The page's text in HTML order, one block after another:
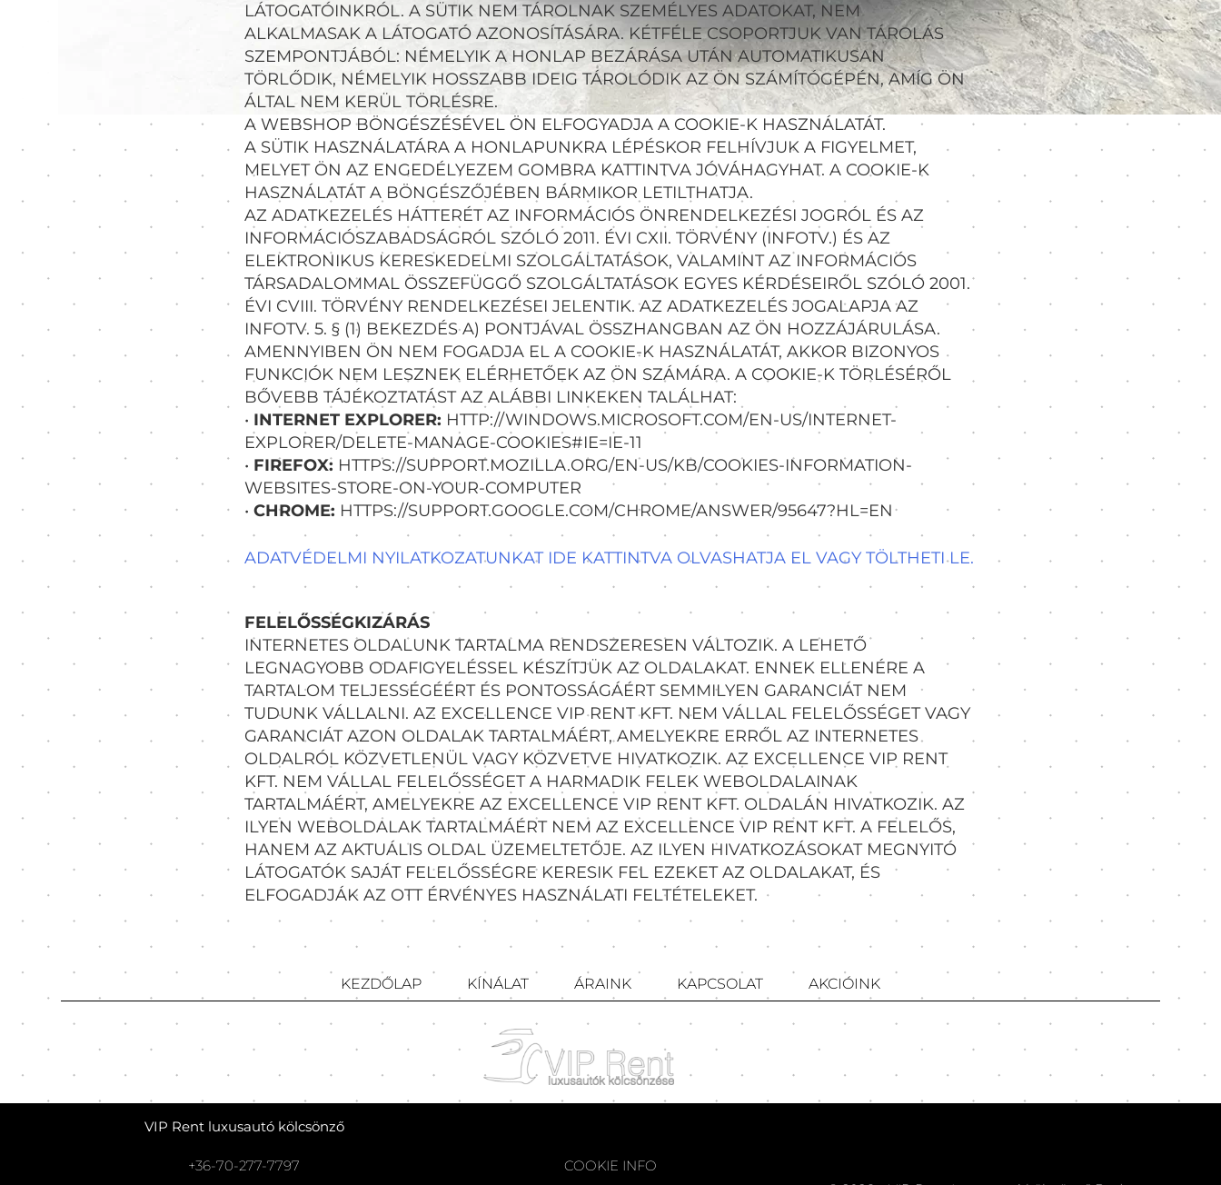
LÁTOGATÓINKRÓL. A SÜTIK NEM TÁROLNAK SZEMÉLYES ADATOKAT, NEM
ALKALMASAK A LÁTOGATÓ AZONOSÍTÁSÁRA. KÉTFÉLE CSOPORTJUK VAN TÁROLÁS
SZEMPONTJÁBÓL: NÉMELYIK A HONLAP BEZÁRÁSA UTÁN AUTOMATIKUSAN
TÖRLŐDIK, NÉMELYIK HOSSZABB IDEIG TÁROLÓDIK AZ ÖN SZÁMÍTÓGÉPÉN, AMÍG ÖN
ÁLTAL NEM KERÜL TÖRLÉSRE.
A WEBSHOP BÖNGÉSZÉSÉVEL ÖN ELFOGYADJA A COOKIE-K HASZNÁLATÁT.
A SÜTIK HASZNÁLATÁRA A HONLAPUNKRA LÉPÉSKOR FELHÍVJUK A FIGYELMET,
MELYET ÖN AZ ENGEDÉLYEZEM GOMBRA KATTINTVA JÓVÁHAGYHAT. A COOKIE-K
HASZNÁLATÁT A BÖNGÉSZŐJÉBEN BÁRMIKOR LETILTHATJA.
AZ ADATKEZELÉS HÁTTERÉT AZ INFORMÁCIÓS ÖNRENDELKEZÉSI JOGRÓL ÉS AZ
INFORMÁCIÓSZABADSÁGRÓL SZÓLÓ 2011. ÉVI CXII. TÖRVÉNY (INFOTV.) ÉS AZ
ELEKTRONIKUS KERESKEDELMI SZOLGÁLTATÁSOK, VALAMINT AZ INFORMÁCIÓS
TÁRSADALOMMAL ÖSSZEFÜGGŐ SZOLGÁLTATÁSOK EGYES KÉRDÉSEIRŐL SZÓLÓ 2001.
ÉVI CVIII. TÖRVÉNY RENDELKEZÉSEI JELENTIK. AZ ADATKEZELÉS JOGALAPJA AZ
INFOTV. 5. § (1) BEKEZDÉS A) PONTJÁVAL ÖSSZHANGBAN AZ ÖN HOZZÁJÁRULÁSA.
AMENNYIBEN ÖN NEM FOGADJA EL A COOKIE-K HASZNÁLATÁT, AKKOR BIZONYOS
FUNKCIÓK NEM LESZNEK ELÉRHETŐEK AZ ÖN SZÁMÁRA. A COOKIE-K TÖRLÉSÉRŐL
BŐVEBB TÁJÉKOZTATÁST AZ ALÁBBI LINKEKEN TALÁLHAT:
• INTERNET EXPLORER: HTTP://WINDOWS.MICROSOFT.COM/EN-US/INTERNET-
EXPLORER/DELETE-MANAGE-COOKIES#IE=IE-11
• FIREFOX: HTTPS://SUPPORT.MOZILLA.ORG/EN-US/KB/COOKIES-INFORMATION-
WEBSITES-STORE-ON-YOUR-COMPUTER
• CHROME: HTTPS://SUPPORT.GOOGLE.COM/CHROME/ANSWER/95647?HL=EN
ADATVÉDELMI NYILATKOZATUNKAT IDE KATTINTVA OLVASHATJA EL VAGY TÖLTHETI LE.
FELELŐSSÉGKIZÁRÁS
INTERNETES OLDALUNK TARTALMA RENDSZERESEN VÁLTOZIK. A LEHETŐ
LEGNAGYOBB ODAFIGYELÉSSEL KÉSZÍTJÜK AZ OLDALAKAT. ENNEK ELLENÉRE A
TARTALOM TELJESSÉGÉÉRT ÉS PONTOSSÁGÁÉRT SEMMILYEN GARANCIÁT NEM
TUDUNK VÁLLALNI. AZ EXCELLENCE VIP RENT KFT. NEM VÁLLAL FELELŐSSÉGET VAGY
GARANCIÁT AZON OLDALAK TARTALMÁÉRT, AMELYEKRE ERRŐL AZ INTERNETES
OLDALRÓL KÖZVETLENÜL VAGY KÖZVETVE HIVATKOZIK. AZ EXCELLENCE VIP RENT
KFT. NEM VÁLLAL FELELŐSSÉGET A HARMADIK FELEK WEBOLDALAINAK
TARTALMÁÉRT, AMELYEKRE AZ EXCELLENCE VIP RENT KFT. OLDALÁN HIVATKOZIK. AZ
ILYEN WEBOLDALAK TARTALMÁÉRT NEM AZ EXCELLENCE VIP RENT KFT. A FELELŐS,
HANEM AZ AKTUÁLIS OLDAL ÜZEMELTETŐJE. AZ ILYEN HIVATKOZÁSOKAT MEGNYITÓ
LÁTOGATÓK SAJÁT FELELŐSSÉGRE KERESIK FEL EZEKET AZ OLDALAKAT, ÉS
ELFOGADJÁK AZ OTT ÉRVÉNYES HASZNÁLATI FELTÉTELEKET.
KEZDŐLAP KÍNÁLAT ÁRAINK KAPCSOLAT AKCIÓINK
VIP Rent luxusautó kölcsönző
+36-70-277-7797
COOKIE INFO